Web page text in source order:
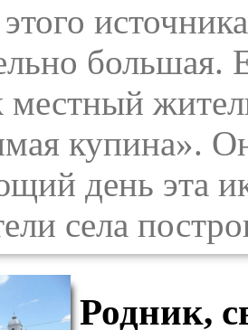
большая.
местный
купина».
день эта
села
Родник,